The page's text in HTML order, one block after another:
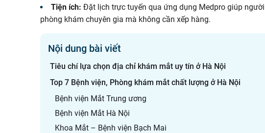
Tiện ích: Đặt lịch trực tuyến qua ứng dụng Medpro giúp
phòng khám chuyên gia mà không cần xếp hàng.
Nội dung bài viết
Tiêu chí lựa chọn địa chỉ khám mắt uy tín ở Hà Nội
Top 7 Bệnh viện, Phòng khám mắt chất lượng ở Hà Nội
Bệnh viện Mắt Trung ương
Bệnh viện Mắt Hà Nội
Khoa Mắt – Bệnh viện Bạch Mai